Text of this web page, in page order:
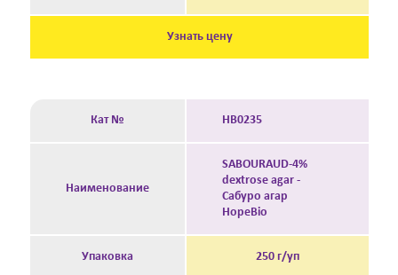
Узнать цену
Кат № HB0235
Наименование
SABOURAUD-4%
dextrose agar -
Сабуро агар
HopeBio
Упаковка 250 г/уп